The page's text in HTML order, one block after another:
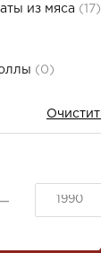
из мяса (17)
(0)